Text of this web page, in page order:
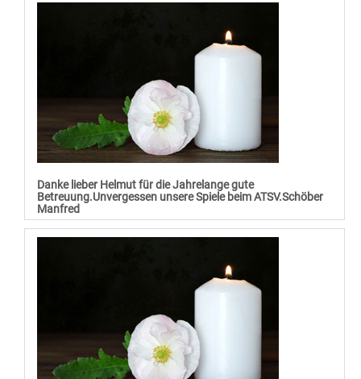
Danke lieber Helmut für die Jahrelange gute
Betreuung.Unvergessen unsere Spiele beim ATSV.Schöber
Manfred